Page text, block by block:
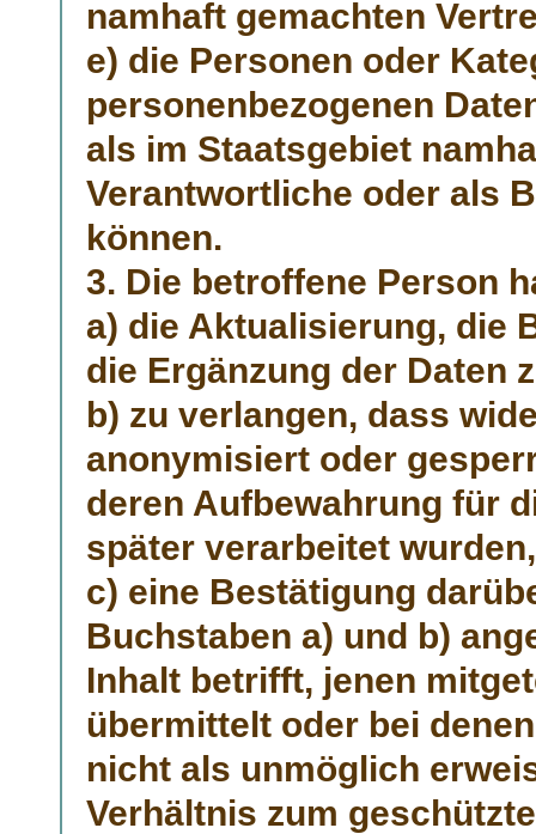
namhaft gemachten
e) die Personen oder
personenbezogenen
als im Staatsgebiet
Verantwortliche oder als
können.
3. Die betroffene Person
a) die Aktualisierung, die
die Ergänzung der Daten
b) zu verlangen, dass
anonymisiert oder
deren Aufbewahrung für
später verarbeitet
c) eine Bestätigung
Buchstaben a) und b)
Inhalt betrifft, jenen
übermittelt oder bei
nicht als unmöglich
Verhältnis zum